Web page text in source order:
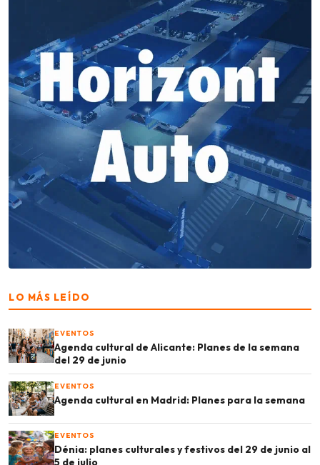
LO MÁS LEÍDO
EVENTOS
Agenda cultural de Alicante: Planes de la semana
del 29 de junio
EVENTOS
Agenda cultural en Madrid: Planes para la semana
EVENTOS
Dénia: planes culturales y festivos del 29 de junio al
5 de julio